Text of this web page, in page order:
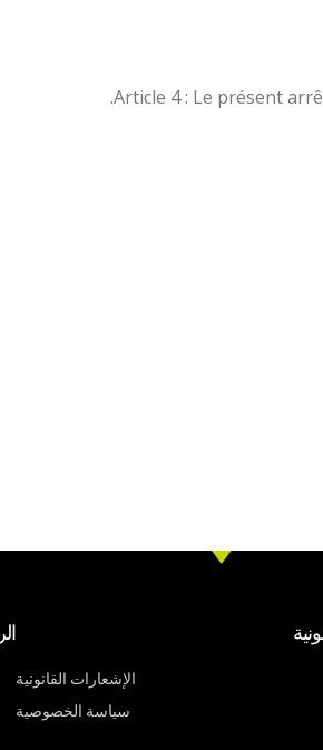
Article 4 : Le présent
الإشعارات القانونية
سياسة الخصوصية